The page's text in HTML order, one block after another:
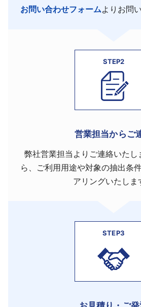
お問い合わせフォームよりお問
STEP2
営業担当からご
弊社営業担当よりご連絡いた
ら、ご利用用途や対象の抽出条
アリングいたしま
STEP3